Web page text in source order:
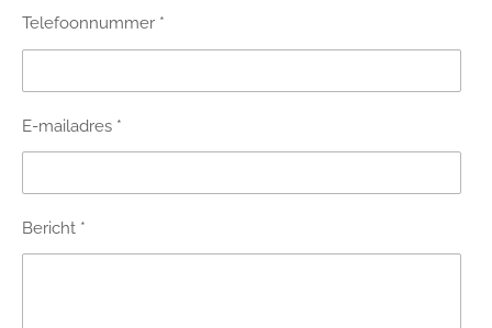
Telefoonnummer *
E-mailadres *
Bericht *